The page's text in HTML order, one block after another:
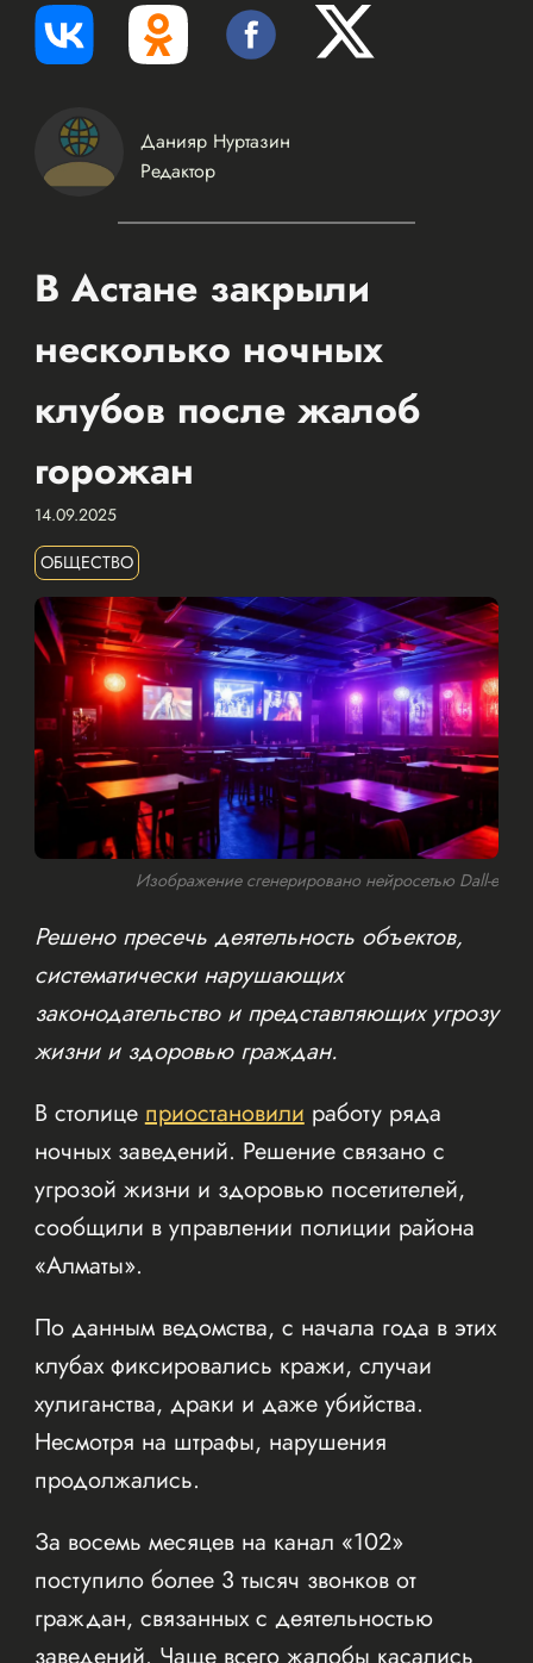
Данияр Нуртазин
Редактор
В Астане закрыли
несколько ночных
клубов после жалоб
горожан
14.09.2025
ОБЩЕСТВО
Изображение сгенерировано нейросетью Dall-e
Решено пресечь деятельность объектов,
систематически нарушающих
законодательство и представляющих угрозу
жизни и здоровью граждан.
В столице приостановили работу ряда
ночных заведений. Решение связано с
угрозой жизни и здоровью посетителей,
сообщили в управлении полиции района
«Алматы».
По данным ведомства, с начала года в этих
клубах фиксировались кражи, случаи
хулиганства, драки и даже убийства.
Несмотря на штрафы, нарушения
продолжались.
За восемь месяцев на канал «102»
поступило более 3 тысяч звонков от
граждан, связанных с деятельностью
заведений. Чаще всего жалобы касались